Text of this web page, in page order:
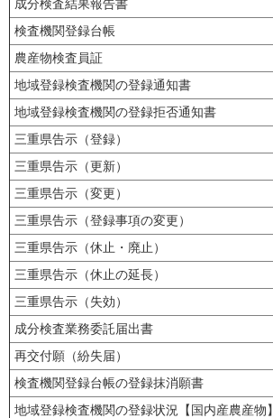
成分検査結果報告書
検査機関登録台帳
農産物検査員証
地域登録検査機関の登録通知書
地域登録検査機関の登録拒否通知書
三重県告示（登録）
三重県告示（更新）
三重県告示（変更）
三重県告示（登録事項の変更）
三重県告示（休止・廃止）
三重県告示（休止の延長）
三重県告示（失効）
成分検査業務委託届出書
再交付願（紛失届）
検査機関登録台帳の登録抹消願書
地域登録検査機関の登録状況【国内産農産物】